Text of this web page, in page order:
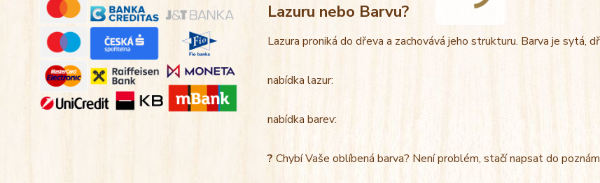
Lazuru nebo Barvu?
Lazura proniká do dřeva a zachovává jeho strukturu. Barva je sytá,
nabídka lazur:
nabídka barev:
? Chybí Vaše oblíbená barva? Není problém, stačí napsat do